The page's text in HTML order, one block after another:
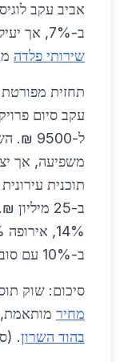
אביב עקב
ב-7%, אך יעילות אלומיניום מקזזת. שותפויות עם
שירותי פלדה
עקב סיום
משפיעה, אך
ב-25
ב-10% עם סובסידיות.
סיכום: שוק
מחיר
בהוד השרון.